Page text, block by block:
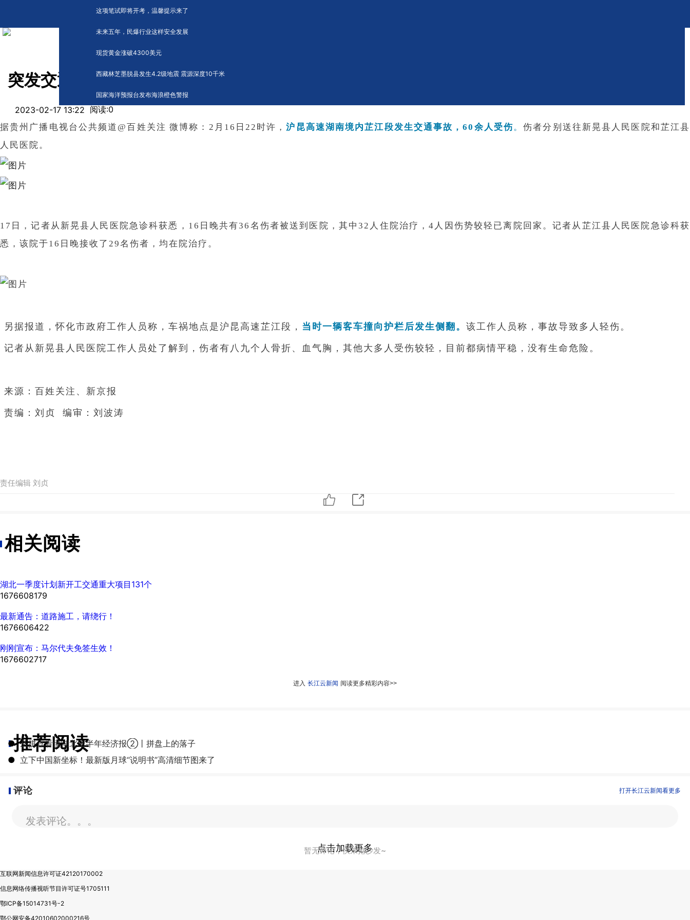
这项笔试即将开考，温馨提示来了
未来五年，民爆行业这样安全发展
现货黄金涨破4300美元
西藏林芝墨脱县发生4.2级地震 震源深度10千米
国家海洋预报台发布海浪橙色警报
突发交通事故！60余人受伤！
2023-02-17 13:22 阅读:0
据贵州广播电视台公共频道@百姓关注 微博称：2月16日22时许，沪昆高速湖南境内芷江段发生交通事故，60余人受伤。伤者分别送往新晃县人民医院和芷江县
人民医院。
17日，记者从新晃县人民医院急诊科获悉，16日晚共有36名伤者被送到医院，其中32人住院治疗，4人因伤势较轻已离院回家。记者从芷江县人民医院急诊科获
悉，该院于16日晚接收了29名伤者，均在院治疗。
另据报道，怀化市政府工作人员称，车祸地点是沪昆高速芷江段， 当时一辆客车撞向护栏后发生侧翻。 该工作人员称，事故导致多人轻伤。
记者从新晃县人民医院工作人员处了解到，伤者有八九个人骨折、血气胸，其他大多人受伤较轻，目前都病情平稳，没有生命危险。
来源：百姓关注、新京报
责编：刘贞 编审：刘波涛
责任编辑 刘贞
相关阅读
湖北一季度计划新开工交通重大项目131个
1676608179
最新通告：道路施工，请绕行！
1676606422
刚刚宣布：马尔代夫免签生效！
1676602717
进入 长江云新闻 阅读更多精彩内容>>
推荐阅读
● 从拼豆看懂湖北上半年经济报②丨拼盘上的落子
● 立下中国新坐标！最新版月球“说明书”高清细节图来了
评论 打开长江云新闻看更多
发表评论。。。
暂无评论，快来抢沙发~
点击加载更多
互联网新闻信息许可证42120170002
信息网络传播视听节目许可证号1705111
鄂ICP备15014731号-2
鄂公网安备42010602000216号